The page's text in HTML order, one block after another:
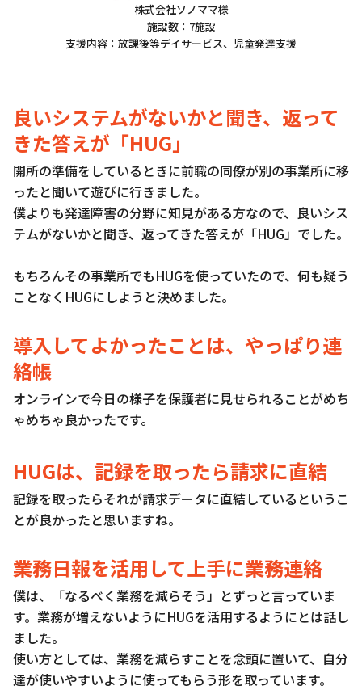
株式会社ソノママ様
施設数：7施設
支援内容：放課後等デイサービス、児童発達支援
良いシステムがないかと聞き、返って
きた答えが「HUG」
開所の準備をしているときに前職の同僚が別の事業所に移
ったと聞いて遊びに行きました。
僕よりも発達障害の分野に知見がある方なので、良いシス
テムがないかと聞き、返ってきた答えが「HUG」でした。
もちろんその事業所でもHUGを使っていたので、何も疑う
ことなくHUGにしようと決めました。
導入してよかったことは、やっぱり連
絡帳
オンラインで今日の様子を保護者に見せられることがめち
ゃめちゃ良かったです。
HUGは、記録を取ったら請求に直結
記録を取ったらそれが請求データに直結しているというこ
とが良かったと思いますね。
業務日報を活用して上手に業務連絡
僕は、「なるべく業務を減らそう」とずっと言っていま
す。業務が増えないようにHUGを活用するようにとは話し
ました。
使い方としては、業務を減らすことを念頭に置いて、自分
達が使いやすいように使ってもらう形を取っています。